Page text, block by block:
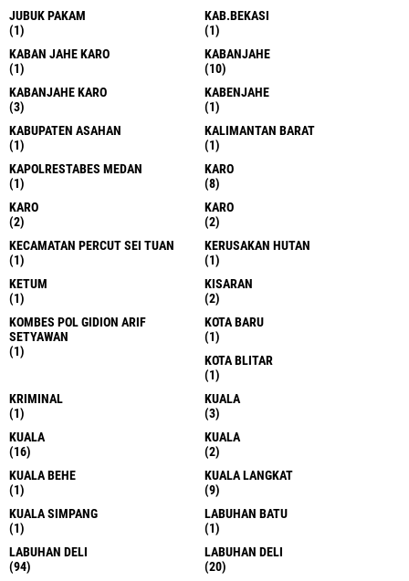
JUBUK PAKAM
(1)
KAB.BEKASI
(1)
KABAN JAHE KARO
(1)
KABANJAHE
(10)
KABANJAHE KARO
(3)
KABENJAHE
(1)
KABUPATEN ASAHAN
(1)
KALIMANTAN BARAT
(1)
KAPOLRESTABES MEDAN
(1)
KARO
(8)
KARO
(2)
KARO
(2)
KECAMATAN PERCUT SEI TUAN
(1)
KERUSAKAN HUTAN
(1)
KETUM
(1)
KISARAN
(2)
KOMBES POL GIDION ARIF
SETYAWAN
(1)
KOTA BARU
(1)
KOTA BLITAR
(1)
KRIMINAL
(1)
KUALA
(3)
KUALA
(16)
KUALA
(2)
KUALA BEHE
(1)
KUALA LANGKAT
(9)
KUALA SIMPANG
(1)
LABUHAN BATU
(1)
LABUHAN DELI
(94)
LABUHAN DELI
(20)